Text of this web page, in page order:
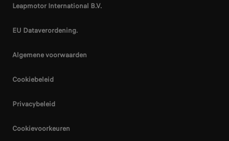
Leapmotor International B.V.
EU Dataverordening.
Algemene voorwaarden
Cookiebeleid
Privacybeleid
Cookievoorkeuren